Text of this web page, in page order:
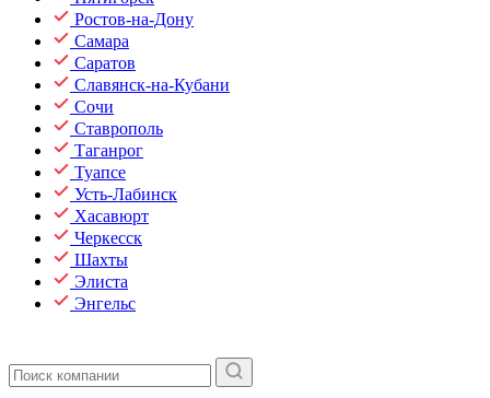
Ростов-на-Дону
Самара
Саратов
Славянск-на-Кубани
Сочи
Ставрополь
Таганрог
Туапсе
Усть-Лабинск
Хасавюрт
Черкесск
Шахты
Элиста
Энгельс